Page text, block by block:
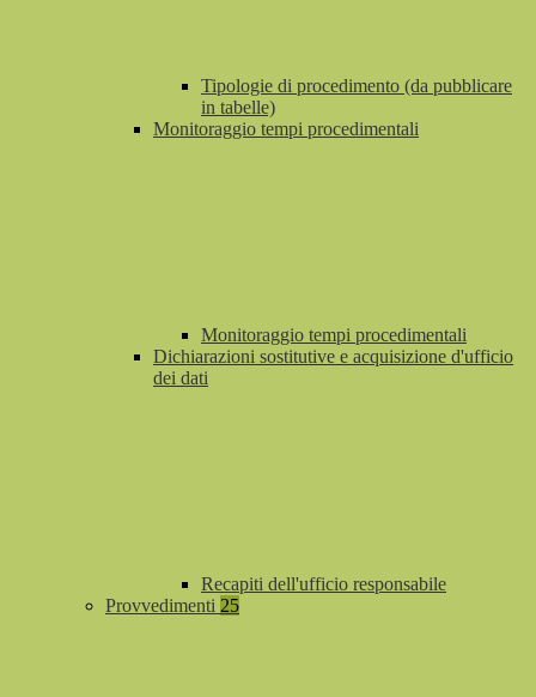
Tipologie di procedimento (da pubblicare
in tabelle)
Monitoraggio tempi procedimentali
Monitoraggio tempi procedimentali
Dichiarazioni sostitutive e acquisizione d'ufficio
dei dati
Recapiti dell'ufficio responsabile
Provvedimenti 25